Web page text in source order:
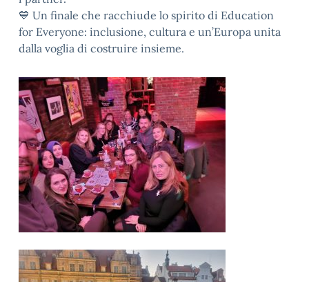
💙 Un finale che racchiude lo spirito di Education
for Everyone: inclusione, cultura e un’Europa unita
dalla voglia di costruire insieme.